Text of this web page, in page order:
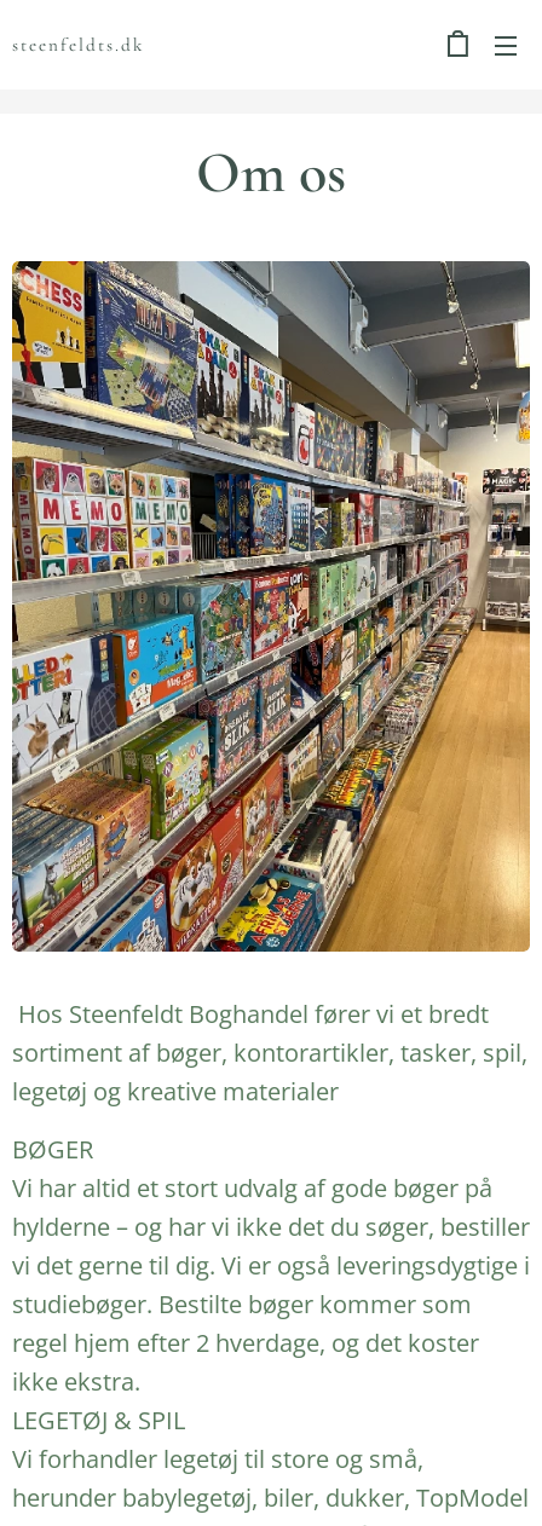
steenfeldts.dk
Om os
Hos Steenfeldt Boghandel fører vi et bredt
sortiment af bøger, kontorartikler, tasker, spil,
legetøj og kreative materialer
BØGER
Vi har altid et stort udvalg af gode bøger på
hylderne – og har vi ikke det du søger, bestiller
vi det gerne til dig. Vi er også leveringsdygtige i
studiebøger. Bestilte bøger kommer som
regel hjem efter 2 hverdage, og det koster
ikke ekstra.
LEGETØJ & SPIL
Vi forhandler legetøj til store og små,
herunder babylegetøj, biler, dukker, TopModel